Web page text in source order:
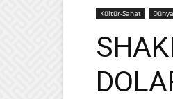
Kültür-Sanat Dünya